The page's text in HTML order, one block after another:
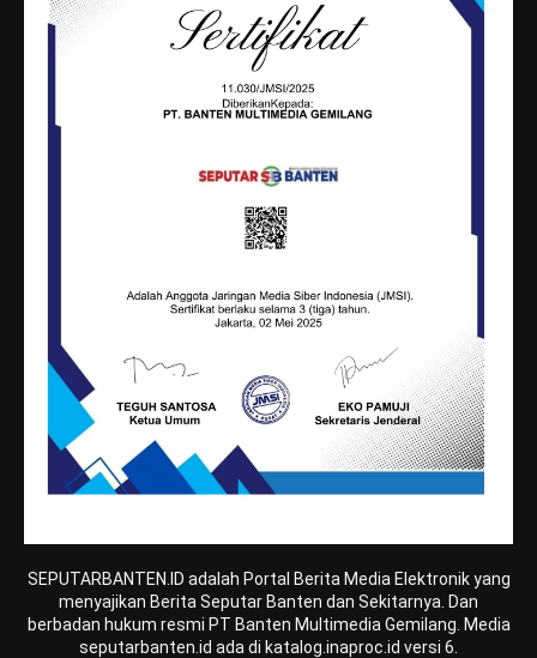
SEPUTARBANTEN.ID adalah Portal Berita Media Elektronik yang
menyajikan Berita Seputar Banten dan Sekitarnya. Dan
berbadan hukum resmi PT Banten Multimedia Gemilang. Media
seputarbanten.id ada di katalog.inaproc.id versi 6.